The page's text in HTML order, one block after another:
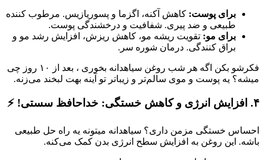
برای پوست: کاهش آکنه، اگزما و پسوریازیس. مرطوب کننده
طبیعی و ضد پیری. شفافیت و درخشندگی پوست.
برای مو: تقویت ریشه مو، کاهش ریزش، افزایش رشد مو و
براق کنندگی. درمان شوره سر.
فکرشو بکن اگه هر شب روغن سیاهدانه بخوری ، بعد از ۱۰ روز چی
میشه؟ یه پوست و موی سالم‌تر و زیباتر تو آینه بهت لبخند می‌زنه.
۴. افزایش انرژی و کاهش خستگی: خداحافظ سستی! ⚡️
احساس خستگی مزمن داری؟ سیاهدانه میتونه یه راه حل طبیعی
باشه. این روغن به افزایش سطح انرژی بدن کمک می‌کنه.